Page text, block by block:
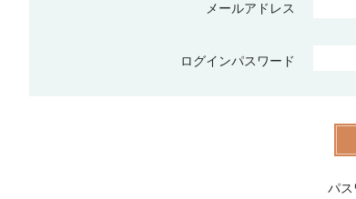
メールアドレス
ログインパスワード
パス